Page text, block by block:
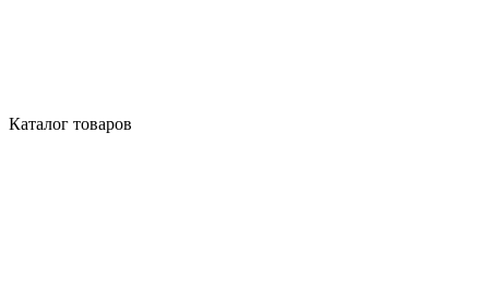
Каталог товаров